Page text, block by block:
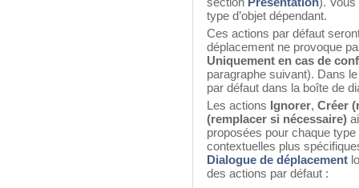
type d’objet dépendant.
Ces actions par défaut
déplacement ne provoque
Uniquement en cas de
paragraphe suivant). Dans
par défaut dans la boîte de
Les actions Ignorer, Créer
(remplacer si nécessaire)
proposées pour chaque type
contextuelles plus
Dialogue de déplacement
des actions par défaut :